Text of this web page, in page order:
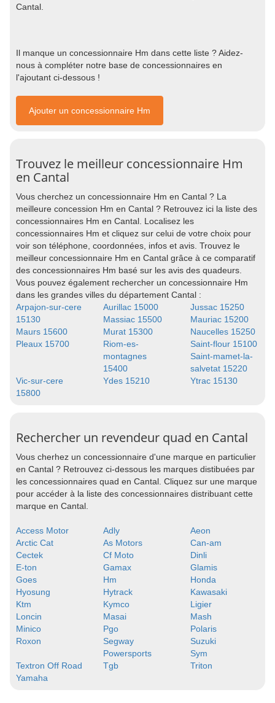
Cantal.
Il manque un concessionnaire Hm dans cette liste ? Aidez-
nous à compléter notre base de concessionnaires en
l'ajoutant ci-dessous !
Ajouter un concessionnaire Hm
Trouvez le meilleur concessionnaire Hm
en Cantal
Vous cherchez un concessionnaire Hm en Cantal ? La
meilleure concession Hm en Cantal ? Retrouvez ici la liste des
concessionnaires Hm en Cantal. Localisez les
concessionnaires Hm et cliquez sur celui de votre choix pour
voir son téléphone, coordonnées, infos et avis. Trouvez le
meilleur concessionnaire Hm en Cantal grâce à ce comparatif
des concessionnaires Hm basé sur les avis des quadeurs.
Vous pouvez également rechercher un concessionnaire Hm
dans les grandes villes du département Cantal :
Arpajon-sur-cere
15130
Aurillac 15000
Jussac 15250
Massiac 15500
Mauriac 15200
Maurs 15600
Murat 15300
Naucelles 15250
Pleaux 15700
Riom-es-
montagnes
15400
Saint-flour 15100
Saint-mamet-la-
salvetat 15220
Vic-sur-cere
15800
Ydes 15210 Ytrac 15130
Rechercher un revendeur quad en Cantal
Vous cherhez un concessionnaire d'une marque en particulier
en Cantal ? Retrouvez ci-dessous les marques distibuées par
les concessionnaires quad en Cantal. Cliquez sur une marque
pour accéder à la liste des concessionnaires distribuant cette
marque en Cantal.
Access Motor Adly
Aeon
Arctic Cat
As Motors
Can-am
Cectek
Cf Moto
Dinli
E-ton
Gamax
Glamis
Goes
Hm
Honda
Hyosung
Hytrack
Kawasaki
Ktm
Kymco
Ligier
Loncin
Masai
Mash
Minico
Pgo
Polaris
Roxon
Segway
Powersports
Suzuki
Sym
Textron Off Road
Tgb
Triton
Yamaha